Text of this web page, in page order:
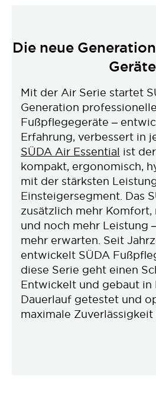
Die neue
Geräte
Mit der Air Serie startet
Generation
Fußpflegegeräte –
Erfahrung, verbessert in
SÜDA Air Essential ist
kompakt, ergonomisch,
mit der stärksten
Einsteigersegment. Das
zusätzlich mehr Komfort,
und noch mehr Leistung
mehr erwarten. Seit
entwickelt SÜDA
diese Serie geht einen
Entwickelt und gebaut in
Dauerlauf getestet und
maximale